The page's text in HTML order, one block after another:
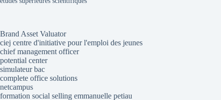
Brand Asset Valuator
ciej centre d'initiative pour l'emploi des jeunes
chief management officer
potential center
simulateur bac
complete office solutions
netcampus
formation social selling emmanuelle petiau